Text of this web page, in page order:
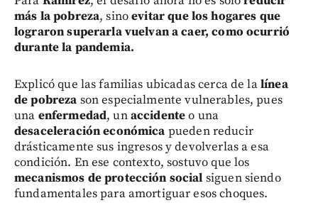
más la pobreza, sinoevitar que los hogares que
lograron superarla vuelvan a caer, como ocurrió
durante la pandemia.
Explicó que las familias ubicadas cerca de lalínea
de pobreza son especialmente vulnerables, pues
una enfermedad, unaccidenteo una
desaceleración económica pueden reducir
drásticamente sus ingresos y devolverlas a esa
condición. En ese contexto, sostuvo que los
mecanismos de protección social siguen siendo
fundamentales para amortiguar esos choques.